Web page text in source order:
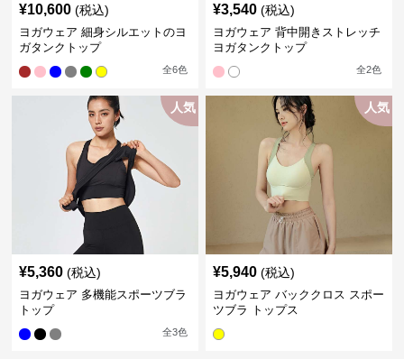
¥10,600 (税込)
ヨガウェア 細身シルエットのヨ
ガタンクトップ
全6色
¥3,540 (税込)
ヨガウェア 背中開きストレッチ
ヨガタンクトップ
全2色
人気
¥5,360 (税込)
ヨガウェア 多機能スポーツブラ
トップ
全3色
人気
¥5,940 (税込)
ヨガウェア バッククロス スポー
ツブラ トップス